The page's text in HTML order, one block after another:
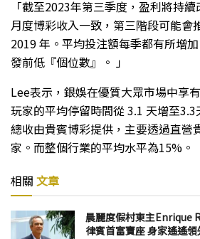
「截至2023年第三季度，盈利將持
月度博彩收入一致，第三階段可能會
2019 年。平均投注額每季都有所增
發前低『個位數』。 」
Lee表示，銀娛在優質大眾市場中享
玩家的平均停留時間從 3.1 天增至
總收由貴賓博彩提供，主要透過直營
家。而整個行業的平均水平為15%。
相關 文章
晨麗度假村東主Enrique
律賓首富寶座 身家遙遙領